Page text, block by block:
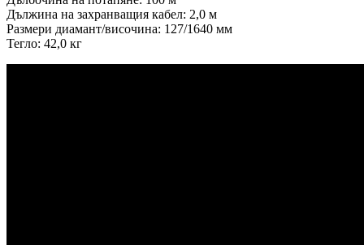
Дължина на захранващия кабел: 2,0 м
Размери диамант/височина: 127/1640 мм
Тегло: 42,0 кг